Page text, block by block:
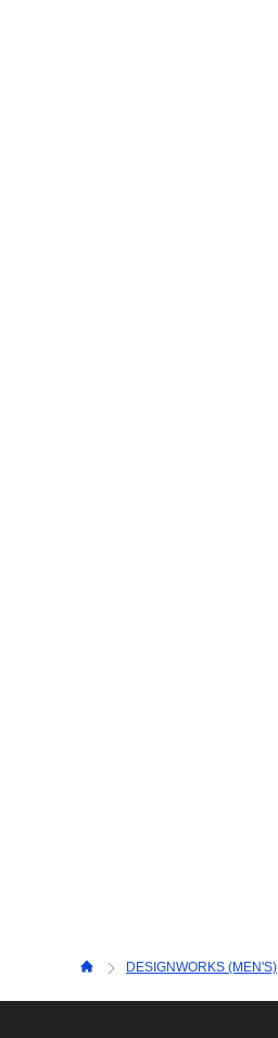
DESIGNWORKS (MEN'S)